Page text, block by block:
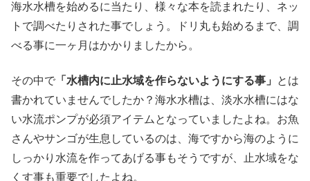
海水水槽を始めるに当たり、様々な本を読まれたり、ネッ
トで調べたりされた事でしょう。ドリ丸も始めるまで、調
べる事に一ヶ月はかかりましたから。
その中で 「水槽内に止水域を作らないようにする事」
とは
書かれていませんでしたか？海水水槽は、淡水水槽にはな
い水流ポンプが必須アイテムとなっていましたよね。お魚
さんやサンゴが生息しているのは、海ですから海のように
しっかり水流を作ってあげる事もそうですが、止水域をな
くす事も重要でしたよね。